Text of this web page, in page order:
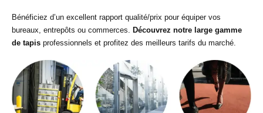
Bénéficiez d’un excellent rapport qualité/prix pour équiper vos
bureaux, entrepôts ou commerces. Découvrez notre large gamme
de tapis professionnels et profitez des meilleurs tarifs du marché.